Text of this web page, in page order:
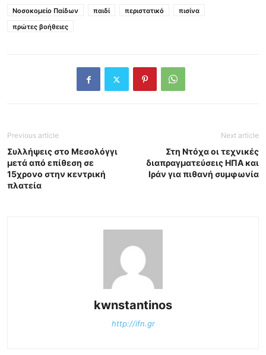
Νοσοκομείο Παίδων
παιδί περιστατικό
πισίνα
πρώτες βοήθειες
Previous article
Συλλήψεις στο Μεσολόγγι
μετά από επίθεση σε
15χρονο στην κεντρική
πλατεία
Next article
Στη Ντόχα οι τεχνικές
διαπραγματεύσεις ΗΠΑ και
Ιράν για πιθανή συμφωνία
kwnstantinos
http://ifn.gr